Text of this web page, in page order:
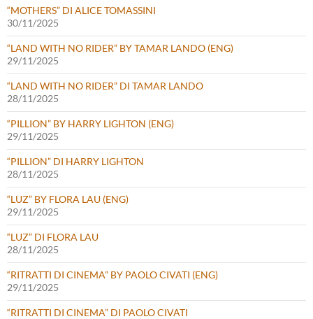
“MOTHERS” DI ALICE TOMASSINI
30/11/2025
“LAND WITH NO RIDER” BY TAMAR LANDO (ENG)
29/11/2025
“LAND WITH NO RIDER” DI TAMAR LANDO
28/11/2025
“PILLION” BY HARRY LIGHTON (ENG)
29/11/2025
“PILLION” DI HARRY LIGHTON
28/11/2025
“LUZ” BY FLORA LAU (ENG)
29/11/2025
“LUZ” DI FLORA LAU
28/11/2025
“RITRATTI DI CINEMA” BY PAOLO CIVATI (ENG)
29/11/2025
“RITRATTI DI CINEMA” DI PAOLO CIVATI